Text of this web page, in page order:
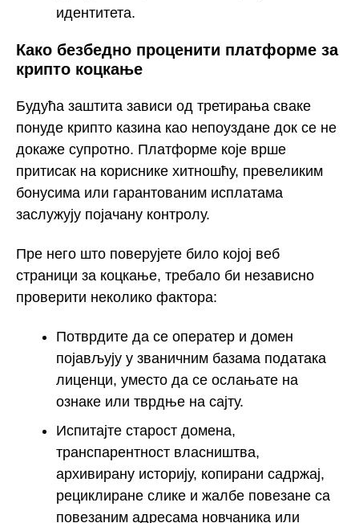
идентитета.
Како безбедно проценити платформе за
крипто коцкање
Будућа заштита зависи од третирања сваке
понуде крипто казина као непоуздане док се не
докаже супротно. Платформе које врше
притисак на кориснике хитношћу, превеликим
бонусима или гарантованим исплатама
заслужују појачану контролу.
Пре него што поверујете било којој веб
страници за коцкање, требало би независно
проверити неколико фактора:
Потврдите да се оператер и домен
појављују у званичним базама података
лиценци, уместо да се ослањате на
ознаке или тврдње на сајту.
Испитајте старост домена,
транспарентност власништва,
архивирану историју, копирани садржај,
рециклиране слике и жалбе повезане са
повезаним адресама новчаника или